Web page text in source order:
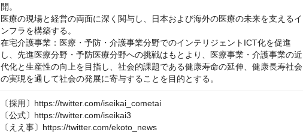
開。
医療の現場と経営の両面に深く関与し、日本および海外の医療の未来を支えるイ
ンフラを構築する。
在宅介護事業：医療・予防・介護事業分野でのインテリジェントICT化を促進
し、先進医療分野・予防医療分野への挑戦はもとより、医療事業・介護事業の近
代化と生産性の向上を目指し、社会的課題である健康寿命の延伸、健康長寿社会
の実現を通して社会の発展に寄与することを目的とする。
〔採用〕https://twitter.com/iseikai_cometai
〔公式〕https://twitter.com/iseikai3
〔ええ事〕https://twitter.com/ekoto_news